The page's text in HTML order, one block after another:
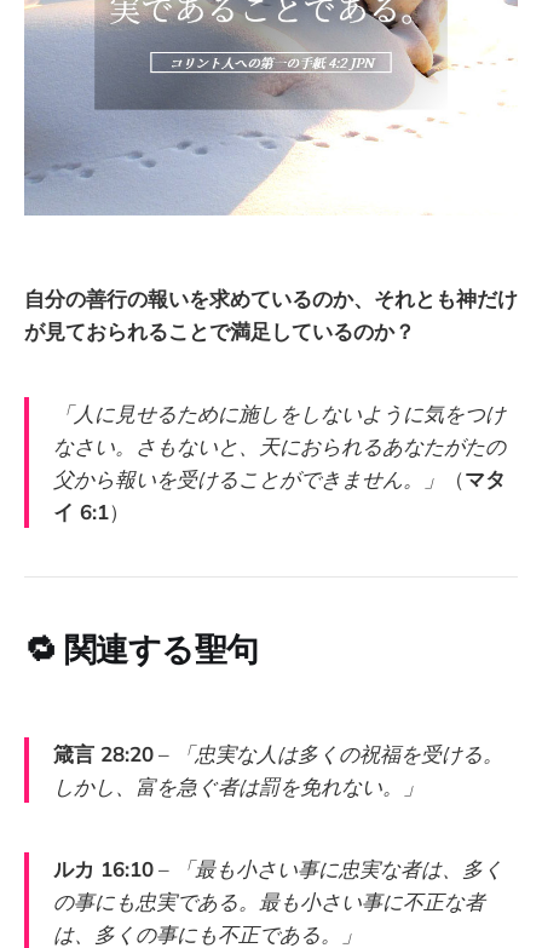
自分の善行の報いを求めているのか、それとも神だけ
が見ておられることで満足しているのか？
「人に見せるために施しをしないように気をつけ
なさい。さもないと、天におられるあなたがたの
父から報いを受けることができません。」
（マタ
イ 6:1）
🔁 関連する聖句
箴言 28:20–
「忠実な人は多くの祝福を受ける。
しかし、富を急ぐ者は罰を免れない。」
ルカ 16:10–
「最も小さい事に忠実な者は、多く
の事にも忠実である。最も小さい事に不正な者
は、多くの事にも不正である。」